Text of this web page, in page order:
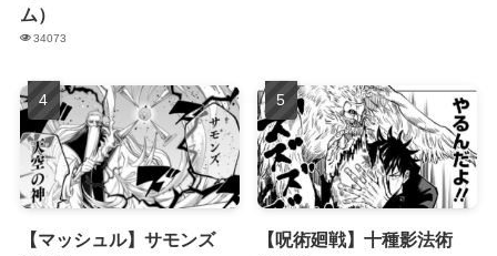
ム）
34073
【マッシュル】サモンズ 【呪術廻戦】十種影法術